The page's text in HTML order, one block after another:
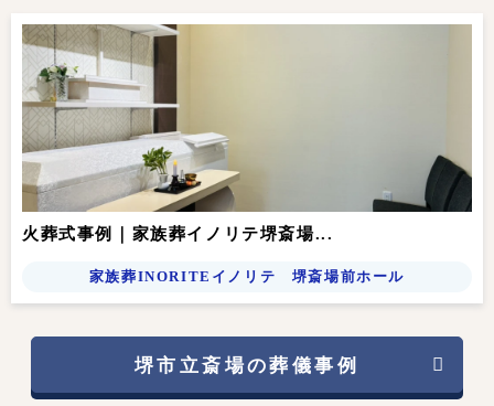
火葬式事例｜家族葬イノリテ堺斎場...
家族葬INORITEイノリテ 堺斎場前ホール
堺市立斎場の葬儀事例